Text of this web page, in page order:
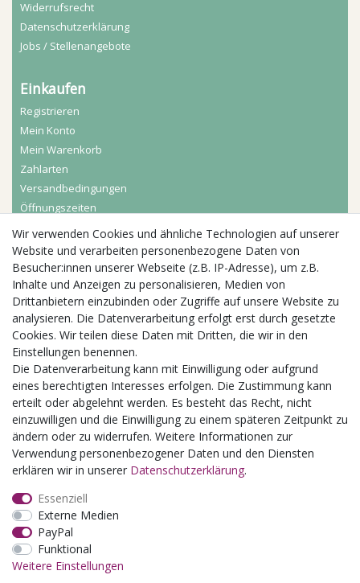
Widerrufs­recht
Daten­schutz­erklärung
Jobs / Stellenangebote
Einkaufen
Registrieren
Mein Konto
Mein Warenkorb
Zahlarten
Versandbedingungen
Öffnungszeiten
Aktuelles
Busgruppen
Kindergeburtstage
Kindergartenausflug
Schulklassenausflug
Zwillingsrabatt
Wir verwenden Cookies und ähnliche Technologien auf unserer
Website und verarbeiten personenbezogene Daten von
Besucher:innen unserer Webseite (z.B. IP-Adresse), um z.B.
Inhalte und Anzeigen zu personalisieren, Medien von
Drittanbietern einzubinden oder Zugriffe auf unsere Website zu
analysieren. Die Datenverarbeitung erfolgt erst durch gesetzte
Cookies. Wir teilen diese Daten mit Dritten, die wir in den
Einstellungen benennen.
Die Datenverarbeitung kann mit Einwilligung oder aufgrund
eines berechtigten Interesses erfolgen. Die Zustimmung kann
erteilt oder abgelehnt werden. Es besteht das Recht, nicht
einzuwilligen und die Einwilligung zu einem späteren Zeitpunkt zu
ändern oder zu widerrufen. Weitere Informationen zur
Verwendung personenbezogener Daten und den Diensten
erklären wir in unserer Daten­schutz­erklärung.
Essenziell
Externe Medien
PayPal
Funktional
Weitere Einstellungen